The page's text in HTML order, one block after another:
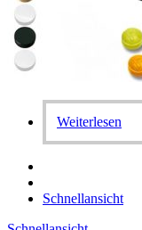
Weiterlesen
Schnellansicht